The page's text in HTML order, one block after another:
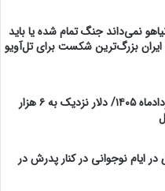
نمی‌داند جنگ تمام شده یا باید
ایران بزرگ‌ترین شکست برای تل‌آویو
قیمت دلار، یورو و سایر ارزها امروز ۱۷ مردادماه ۱۴۰۵/ دلار نزدیک به ۶ هزار
ایام نوجوانی در کنار پدرش در